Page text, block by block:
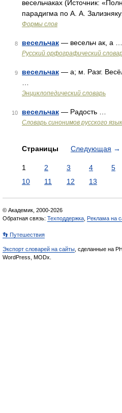
весельчаках (Источник:
парадигма по А. А.
Формы слов
8 весельчак — весельч ак, а …
Русский орфографический
9 весельчак — а; м. Разг.
Энциклопедический словарь
10 весельчак — Радость …
Словарь синонимов русского
Страницы Следующая →
1 2 3 4 5
10
11 12 13
© Академик, 2000-2026
Обратная связь: Техподдержка Реклама на
👣 Путешествия
Экспорт словарей на сайты , сделанные на
WordPress, MODx.